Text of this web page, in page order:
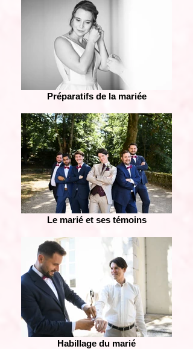
Préparatifs de la mariée
Le marié et ses témoins
Habillage du marié